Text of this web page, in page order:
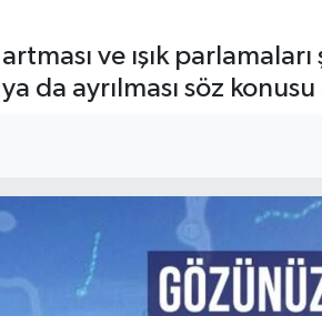
artması ve ışık
da ayrılması söz